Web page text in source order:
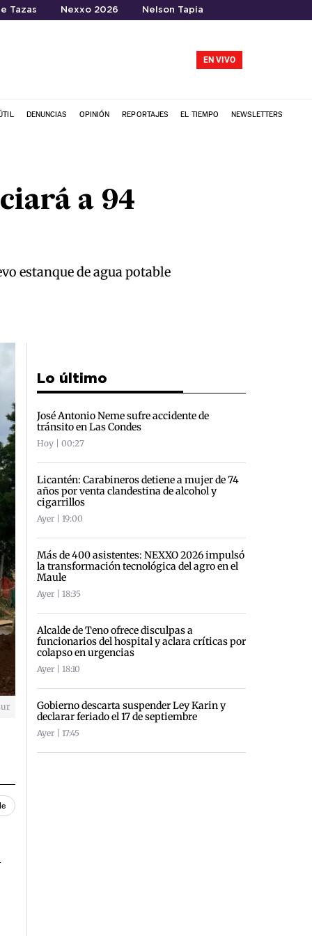
Tazas Nexxo 2026 Nelson Tapia
EN VIVO
DENUNCIAS OPINIÓN REPORTAJES EL TIEMPO NEWSLETTERS
a 94
estanque de agua potable
Lo último
José Antonio Neme sufre accidente de
tránsito en Las Condes
Hoy | 00:27
Licantén: Carabineros detiene a mujer de 74
años por venta clandestina de alcohol y
cigarrillos
Ayer | 19:00
Más de 400 asistentes: NEXXO 2026 impulsó
la transformación tecnológica del agro en el
Maule
Ayer | 18:35
Alcalde de Teno ofrece disculpas a
funcionarios del hospital y aclara críticas por
colapso en urgencias
Ayer | 18:10
Gobierno descarta suspender Ley Karin y
declarar feriado el 17 de septiembre
Ayer | 17:45